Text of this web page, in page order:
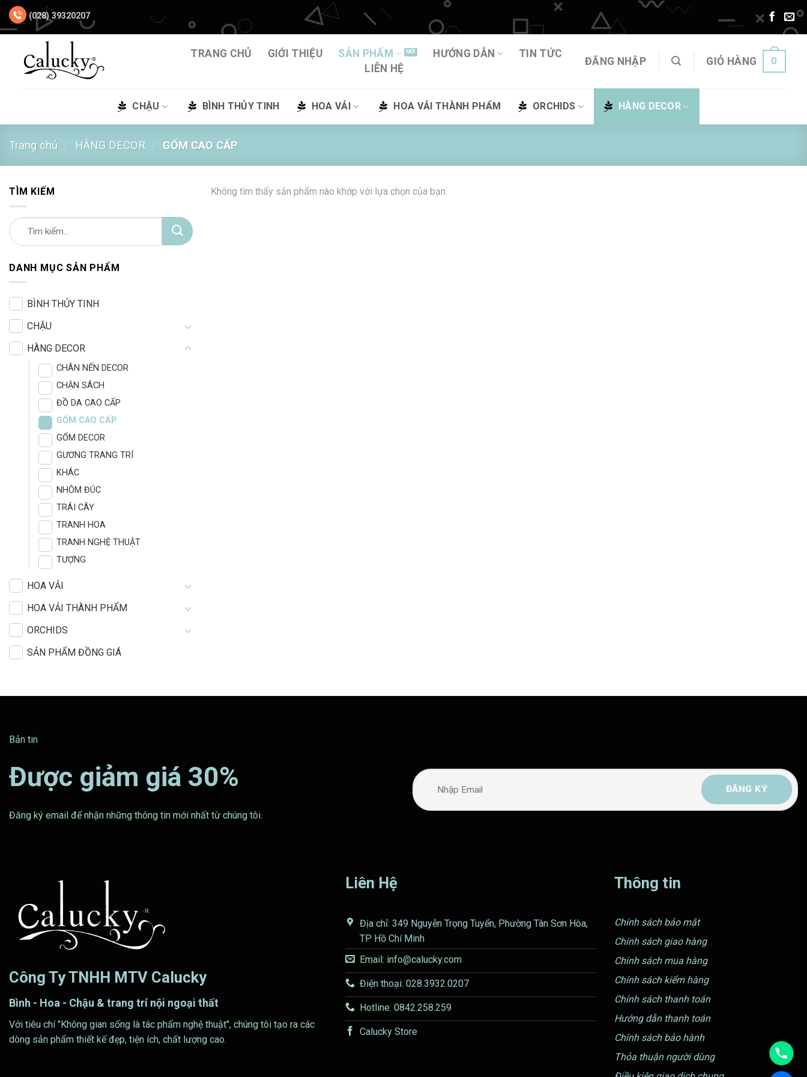
Chuyển
đến
nội
(028) 39320207
TRANG CHỦ GIỚI THIỆU SẢN PHẨM HƯỚNG DẪN
TIN TỨC
LIÊN HỆ
ĐĂNG NHẬP GIỎ HÀNG 0
CHẬU BÌNH THỦY TINH HOA VẢI HOA VẢI THÀNH PHẨM ORCHIDS HÀNG DECOR
Trang chủ / HÀNG DECOR / GỐM CAO CẤP
TÌM KIẾM
Tìm
kiếm:
DANH MỤC SẢN PHẨM
BÌNH THỦY TINH
CHẬU
HÀNG DECOR
CHÂN NẾN DECOR
CHẶN SÁCH
ĐỒ DA CAO CẤP
GỐM CAO CẤP
GỐM DECOR
GƯƠNG TRANG TRÍ
KHÁC
NHÔM ĐÚC
TRÁI CÂY
TRANH HOA
TRANH NGHỆ THUẬT
TƯỢNG
HOA VẢI
HOA VẢI THÀNH PHẨM
ORCHIDS
SẢN PHẨM ĐỒNG GIÁ
Không tìm thấy sản phẩm nào khớp với lựa chọn của bạn.
Bản tin
Được giảm giá 30%
Đăng ký email để nhận những thông tin mới nhất từ chúng tôi.
Công Ty TNHH MTV Calucky
Bình - Hoa - Chậu & trang trí nội ngoại thất
Với tiêu chí "Không gian sống là tác phẩm nghệ thuật", chúng tôi tạo ra các
dòng sản phẩm thiết kế đẹp, tiện ích, chất lượng cao.
Liên Hệ
Địa chỉ: 349 Nguyễn Trọng Tuyển, Phường Tân Sơn Hòa,
TP Hồ Chí Minh
Email: info@calucky.com
Điện thoại: 028.3932.0207
Hotline: 0842.258.259
Calucky Store
Thông tin
Chính sách bảo mật
Chính sách giao hàng
Chính sách mua hàng
Chính sách kiểm hàng
Chính sách thanh toán
Hướng dẫn thanh toán
Chính sách bảo hành
Thỏa thuận người dùng